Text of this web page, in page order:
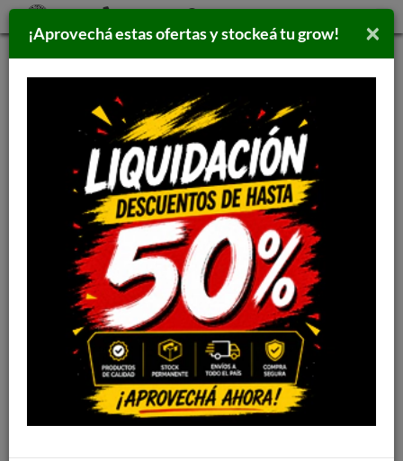
PICADOR DARTH VADER ORO
BRONCE COBRE
×
¡Aprovechá estas ofertas y stockeá tu grow!